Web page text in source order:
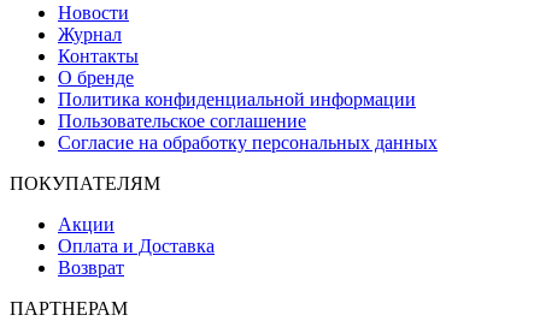
Новости
Журнал
Контакты
О бренде
Политика конфиденциальной информации
Пользовательское соглашение
Согласие на обработку персональных данных
ПОКУПАТЕЛЯМ
Акции
Оплата и Доставка
Возврат
ПАРТНЕРАМ